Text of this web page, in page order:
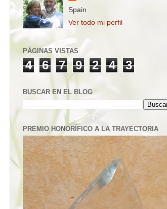
Spain
Ver todo mi perfil
PÁGINAS VISTAS
4 6 7 9 2 4 3
BUSCAR EN EL BLOG
PREMIO HONORÍFICO A LA TRAYECTORIA